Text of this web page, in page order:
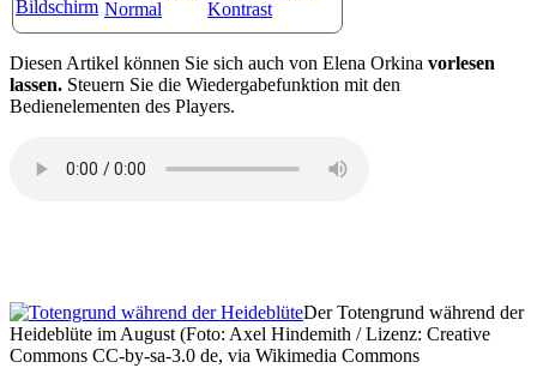
Diesen Artikel können Sie sich auch von Elena Orkina vorlesen
lassen. Steuern Sie die Wiedergabefunktion mit den
Bedienelementen des Players.
Der Totengrund während der
Heideblüte im August (Foto: Axel Hindemith / Lizenz: Creative
Commons CC-by-sa-3.0 de, via Wikimedia Commons